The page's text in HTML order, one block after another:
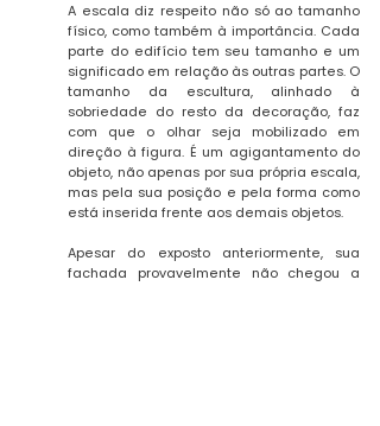
A escala diz respeito não só ao tamanho
físico, como também à importância. Cada
parte do edifício tem seu tamanho e um
significado em relação às outras partes. O
tamanho da escultura, alinhado à
sobriedade do resto da decoração, faz
com que o olhar seja mobilizado em
direção à figura. É um agigantamento do
objeto, não apenas por sua própria escala,
mas pela sua posição e pela forma como
está inserida frente aos demais objetos.
Apesar do exposto anteriormente, sua
fachada provavelmente não chegou a